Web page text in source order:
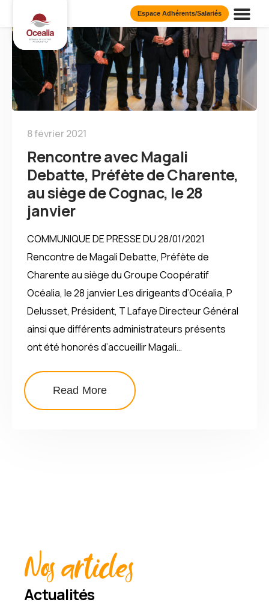
Espace Adhérents/Salariés
8 février 2021
Rencontre avec Magali
Debatte, Préfète de Charente,
au siège de Cognac, le 28
janvier
COMMUNIQUE DE PRESSE DU 28/01/2021
Rencontre de Magali Debatte, Préfète de
Charente au siège du Groupe Coopératif
Océalia, le 28 janvier Les dirigeants d’Océalia, P
Delusset, Président, T Lafaye Directeur Général
ainsi que différents administrateurs présents
ont été honorés d’accueillir Magali…
Read More
Nos articles
Actualités